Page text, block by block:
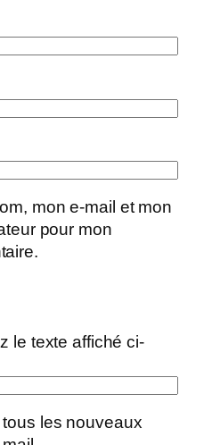
mon e-mail et mon
pour mon
le texte affiché ci-
les nouveaux